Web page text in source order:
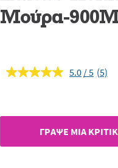
Μούρα-
5.0
ίδιας
(5)
ΓΡAΨΕ ΜIΑ